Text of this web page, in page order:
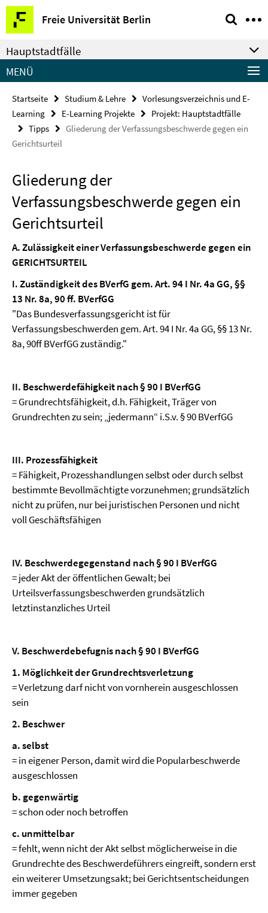
Springe
direkt
zu
Inhalt
Freie Universität Berlin
Service-
Navigation
Hauptstadtfälle
MENÜ
Startseite Studium & Lehre
Vorlesungsverzeichnis und E-
Learning
E-Learning Projekte
Projekt: Hauptstadtfälle
Tipps
Gliederung der Verfassungsbeschwerde gegen ein
Gerichtsurteil
Gliederung der
Verfassungsbeschwerde gegen ein
Gerichtsurteil
A. Zulässigkeit einer Verfassungsbeschwerde gegen ein
GERICHTSURTEIL
I. Zuständigkeit des BVerfG gem. Art. 94 I Nr. 4a GG, §§
13 Nr. 8a, 90 ff. BVerfGG
"Das Bundesverfassungsgericht ist für
Verfassungsbeschwerden gem. Art. 94 I Nr. 4a GG, §§ 13 Nr.
8a, 90ff BVerfGG zuständig."
II. Beschwerdefähigkeit nach § 90 I BVerfGG
= Grundrechtsfähigkeit, d.h. Fähigkeit, Träger von
Grundrechten zu sein; „jedermann“ i.S.v. § 90 BVerfGG
III. Prozessfähigkeit
= Fähigkeit, Prozesshandlungen selbst oder durch selbst
bestimmte Bevollmächtigte vorzunehmen; grundsätzlich
nicht zu prüfen, nur bei juristischen Personen und nicht
voll Geschäftsfähigen
IV. Beschwerdegegenstand nach § 90 I BVerfGG
= jeder Akt der öffentlichen Gewalt; bei
Urteilsverfassungsbeschwerden grundsätzlich
letztinstanzliches Urteil
V. Beschwerdebefugnis nach § 90 I BVerfGG
1. Möglichkeit der Grundrechtsverletzung
= Verletzung darf nicht von vornherein ausgeschlossen
sein
2. Beschwer
a. selbst
= in eigener Person, damit wird die Popularbeschwerde
ausgeschlossen
b. gegenwärtig
= schon oder noch betroffen
c. unmittelbar
= fehlt, wenn nicht der Akt selbst möglicherweise in die
Grundrechte des Beschwerdeführers eingreift, sondern erst
ein weiterer Umsetzungsakt; bei Gerichtsentscheidungen
immer gegeben